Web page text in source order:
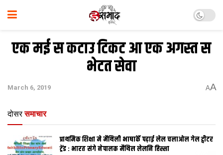
एक मई स कटाउ टिकट आ एक अगस्‍त स
भेटत सेवा
March 6, 2019 AA
दोसर समाचार
प्राथमिक शि‍क्षा मे मैथि‍ली भाषाकेँ पढ़ाई लेल चलाओल गेल ट्वीटर
ट्रेंड : भारत संगे नेपालक मैथिल लेलनि हिस्सा